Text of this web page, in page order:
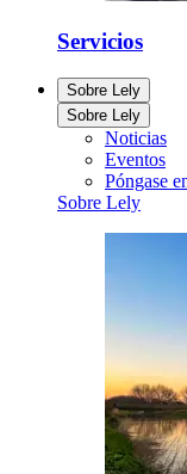
Servicios
Sobre Lely
Sobre Lely
Noticias
Eventos
Póngase
Sobre Lely